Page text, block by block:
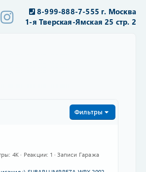
8-999-888-7-555 г. Москва
1-я Тверская-Ямская 25 стр. 2
Фильтры
4K Реакции 1
Записи Гаража